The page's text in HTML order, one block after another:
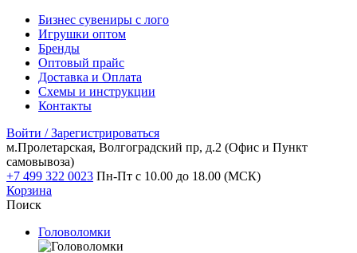
Бизнес сувениры с лого
Игрушки оптом
Бренды
Оптовый прайс
Доставка и Оплата
Схемы и инструкции
Контакты
Войти / Зарегистрироваться
м.Пролетарская, Волгоградский пр, д.2 (Офис и Пункт
самовывоза)
+7 499 322 0023 Пн-Пт с 10.00 до 18.00 (МСК)
Корзина
Поиск
Головоломки